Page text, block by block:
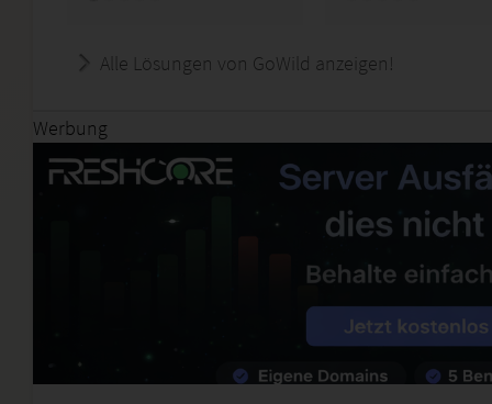
Alle Lösungen von GoWild anzeigen!
Werbung